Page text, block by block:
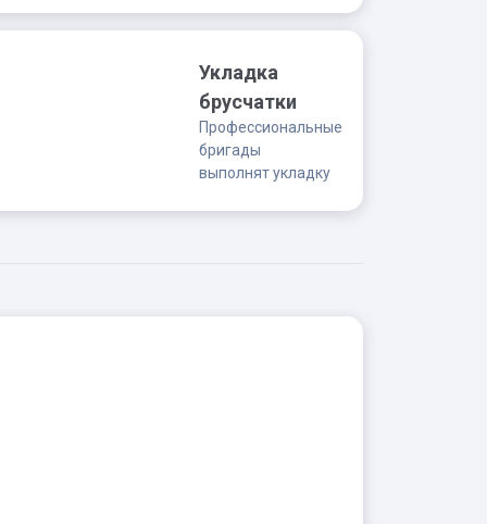
Укладка
брусчатки
Профессиональные
бригады
выполнят укладку